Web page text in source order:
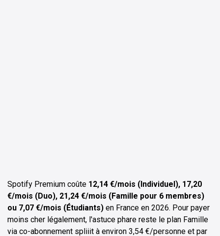
Spotify Premium coûte 12,14 €/mois (Individuel), 17,20
€/mois (Duo), 21,24 €/mois (Famille pour 6 membres)
ou 7,07 €/mois (Étudiants) en France en 2026. Pour payer
moins cher légalement, l'astuce phare reste le plan Famille
via co-abonnement spliiit à environ 3,54 €/personne et par